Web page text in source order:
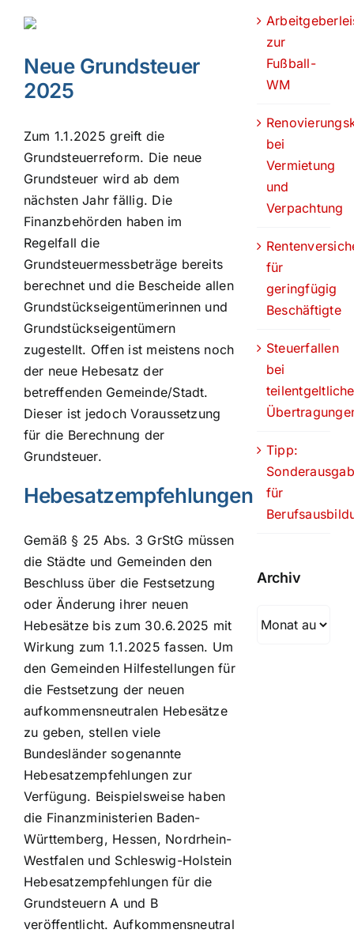
Neue Grundsteuer
2025
Zum 1.1.2025 greift die
Grundsteuerreform. Die neue
Grundsteuer wird ab dem
nächsten Jahr fällig. Die
Finanzbehörden haben im
Regelfall die
Grundsteuermessbeträge bereits
berechnet und die Bescheide allen
Grundstückseigentümerinnen und
Grundstückseigentümern
zugestellt. Offen ist meistens noch
der neue Hebesatz der
betreffenden Gemeinde/Stadt.
Dieser ist jedoch Voraussetzung
für die Berechnung der
Grundsteuer.
Hebesatzempfehlungen
Gemäß § 25 Abs. 3 GrStG müssen
die Städte und Gemeinden den
Beschluss über die Festsetzung
oder Änderung ihrer neuen
Hebesätze bis zum 30.6.2025 mit
Wirkung zum 1.1.2025 fassen. Um
den Gemeinden Hilfestellungen für
die Festsetzung der neuen
aufkommensneutralen Hebesätze
zu geben, stellen viele
Bundesländer sogenannte
Hebesatzempfehlungen zur
Verfügung. Beispielsweise haben
die Finanzministerien Baden-
Württemberg, Hessen, Nordrhein-
Westfalen und Schleswig-Holstein
Hebesatzempfehlungen für die
Grundsteuern A und B
veröffentlicht. Aufkommensneutral
zur
Fußball-
WM
bei
Vermietung
und
Verpachtung
für
geringfügig
Beschäftigte
Steuerfallen
bei
Tipp:
für
Archiv